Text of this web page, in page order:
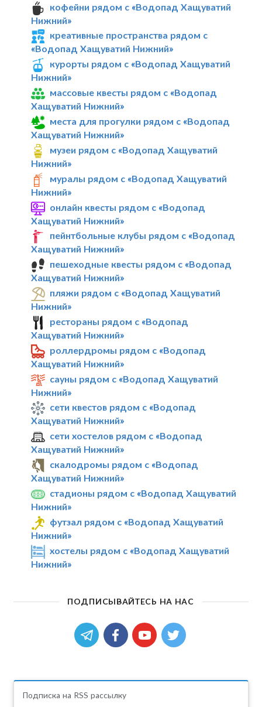
кофейни рядом с «Водопад Хащуватий
Нижний»
креативные пространства рядом с
«Водопад Хащуватий Нижний»
курорты рядом с «Водопад Хащуватий
Нижний»
массовые квесты рядом с «Водопад
Хащуватий Нижний»
места для прогулки рядом с «Водопад
Хащуватий Нижний»
музеи рядом с «Водопад Хащуватий
Нижний»
муралы рядом с «Водопад Хащуватий
Нижний»
онлайн квесты рядом с «Водопад
Хащуватий Нижний»
пейнтбольные клубы рядом с «Водопад
Хащуватий Нижний»
пешеходные квесты рядом с «Водопад
Хащуватий Нижний»
пляжи рядом с «Водопад Хащуватий
Нижний»
рестораны рядом с «Водопад
Хащуватий Нижний»
роллердромы рядом с «Водопад
Хащуватий Нижний»
сауны рядом с «Водопад Хащуватий
Нижний»
сети квестов рядом с «Водопад
Хащуватий Нижний»
сети хостелов рядом с «Водопад
Хащуватий Нижний»
скалодромы рядом с «Водопад
Хащуватий Нижний»
стадионы рядом с «Водопад Хащуватий
Нижний»
футзал рядом с «Водопад Хащуватий
Нижний»
хостелы рядом с «Водопад Хащуватий
Нижний»
ПОДПИСЫВАЙТЕСЬ НА НАС
Подписка на RSS рассылку